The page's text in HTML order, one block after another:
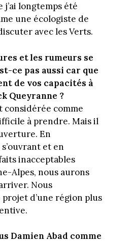
j’ai longtemps été
une écologiste de
avec les Verts.
et les rumeurs se
ce pas aussi car que
de vos capacités à
Queyranne ?
considérée comme
à prendre. Mais il
En
et en
inacceptables
Alpes, nous aurons
Nous
d’une région plus
Damien Abad comme